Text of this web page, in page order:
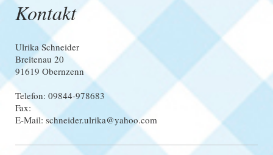
Kontakt
Ulrika Schneider
Breitenau 20
91619 Obernzenn
Telefon: 09844-978683
Fax:
E-Mail: schneider.ulrika@yahoo.com